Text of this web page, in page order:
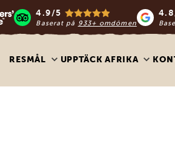
4.9/5
Baserat på 933+ omdömen
RESMÅL UPPTÄCK AFRIKA